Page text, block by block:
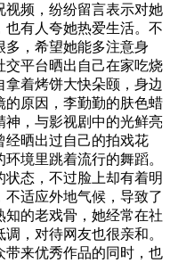
，纷纷留言表示对她
也有人夸她热爱生活。不
多，希望她能多注意身
台晒出自己在家吃烧
着烤饼大快朵颐，身边
的原因，李勤勤的肤色蜡
神，与影视剧中的光鲜亮
出过自己的拍戏花
境里跳着流行的舞蹈。
态，不过脸上却有着明
适应外地气候，导致了
老戏骨，她经常在社
，对待网友也很亲和。
带来优秀作品的同时，也